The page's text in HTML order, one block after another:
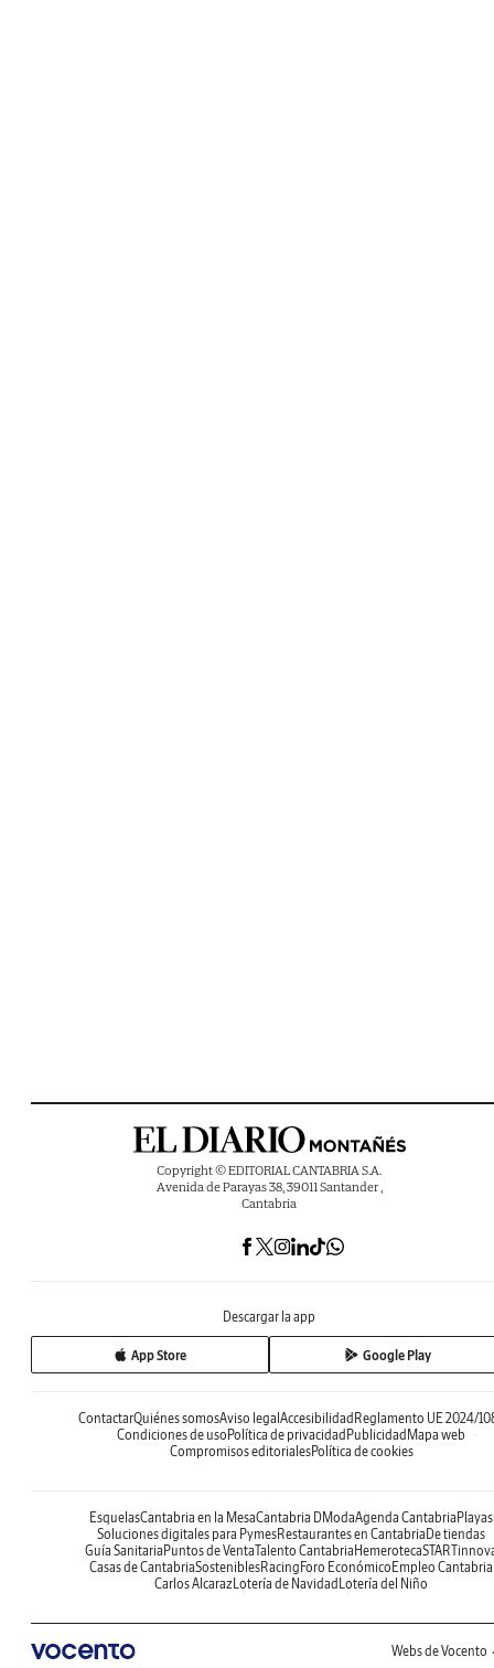
Copyright © EDITORIAL CANTABRIA S.A.
Avenida de Parayas 38, 39011 Santander ,
Cantabria
Descargar la app
App Store Google Play
ContactarQuiénes somosAviso legal Accesibilidad Reglamento UE 2024/
Condiciones de uso Política de privacidad Publicidad Mapa web
Compromisos editorialesPolítica de cookies
EsquelasCantabria en la MesaCantabria DModaAgenda Cantabria Playas
Soluciones digitales para PymesRestaurantes en Cantabria De tiendas
Guía Sanitaria Puntos de VentaTalento Cantabria Hemeroteca
Casas de CantabriaSosteniblesRacing Foro Económico Empleo Cantabria
Carlos AlcarazLotería de Navidad Lotería del Niño
Webs de Vocento